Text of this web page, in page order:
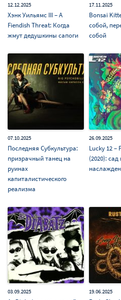
12.12.2025
Хэнк Уильямс III – A
Fiendish Threat: Когда
жмут дедушкины сапоги
17.11.2025
Bonsai
собой,
собой
07.10.2025
Последняя Субкультура:
призрачный танец на
руинах
капиталистического
реализма
26.09.2025
Lucky 12 –
(2020):
03.09.2025 19.06.2025